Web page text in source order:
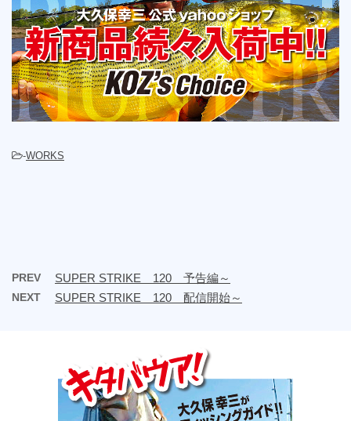
-WORKS
PREV SUPER STRIKE 120 予告編～
NEXT SUPER STRIKE 120 配信開始～